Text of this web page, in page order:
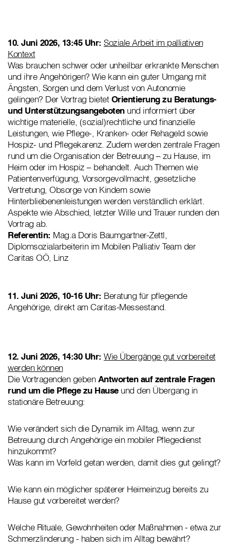
10. Juni 2026, 13:45 Uhr: Soziale Arbeit im palliativen
Kontext
Was brauchen schwer oder unheilbar erkrankte Menschen
und ihre Angehörigen? Wie kann ein guter Umgang mit
Ängsten, Sorgen und dem Verlust von Autonomie
gelingen? Der Vortrag bietetOrientierung zu Beratungs-
und Unterstützungsangeboten und informiert über
wichtige materielle, (sozial)rechtliche und finanzielle
Leistungen, wie Pflege-, Kranken- oder Rehageld sowie
Hospiz- und Pflegekarenz. Zudem werden zentrale Fragen
rund um die Organisation der Betreuung – zu Hause, im
Heim oder im Hospiz – behandelt. Auch Themen wie
Patientenverfügung, Vorsorgevollmacht, gesetzliche
Vertretung, Obsorge von Kindern sowie
Hinterbliebenenleistungen werden verständlich erklärt.
Aspekte wie Abschied, letzter Wille und Trauer runden den
Vortrag ab.
Referentin: Mag.a Doris Baumgartner-Zettl,
Diplomsozialarbeiterin im Mobilen Palliativ Team der
Caritas OÖ, Linz
11. Juni 2026, 10-16 Uhr: Beratung für pflegende
Angehörige, direkt am Caritas-Messestand.
12. Juni 2026, 14:30 Uhr: Wie Übergänge gut vorbereitet
werden können
Die Vortragenden gebenAntworten auf zentrale Fragen
rund um die Pflege zu Hauseund den Übergang in
stationäre Betreuung:
Wie verändert sich die Dynamik im Alltag, wenn zur
Betreuung durch Angehörige ein mobiler Pflegedienst
hinzukommt?
Was kann im Vorfeld getan werden, damit dies gut gelingt?
Wie kann ein möglicher späterer Heimeinzug bereits zu
Hause gut vorbereitet werden?
Welche Rituale, Gewohnheiten oder Maßnahmen - etwa zur
Schmerzlinderung - haben sich im Alltag bewährt?